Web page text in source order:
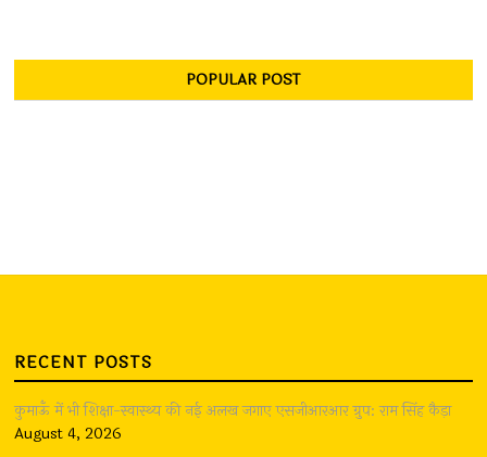
POPULAR POST
RECENT POSTS
कुमाऊँ में भी शिक्षा-स्वास्थ्य की नई अलख जगाए एसजीआरआर ग्रुप: राम सिंह कैड़ा
August 4, 2026